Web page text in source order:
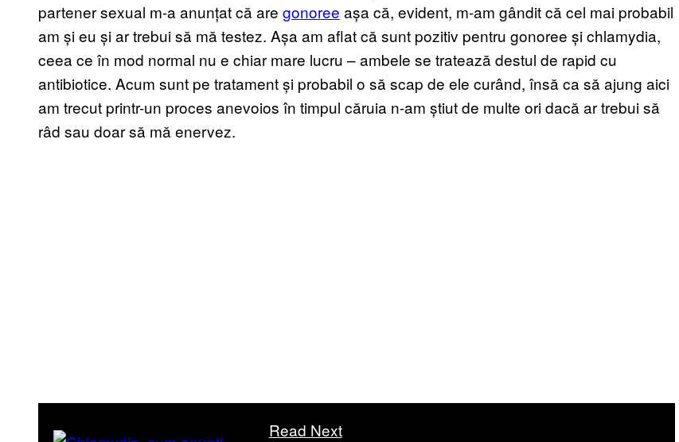
partener sexual m-a anunțat că are gonoree așa că, evident, m-am gândit că cel mai probabil
am și eu și ar trebui să mă testez. Așa am aflat că sunt pozitiv pentru gonoree și chlamydia,
ceea ce în mod normal nu e chiar mare lucru – ambele se tratează destul de rapid cu
antibiotice. Acum sunt pe tratament și probabil o să scap de ele curând, însă ca să ajung aici
am trecut printr-un proces anevoios în timpul căruia n-am știut de multe ori dacă ar trebui să
râd sau doar să mă enervez.
Read Next